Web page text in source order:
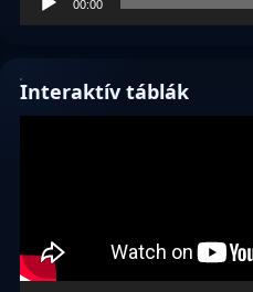
00:00
Interaktív táblák